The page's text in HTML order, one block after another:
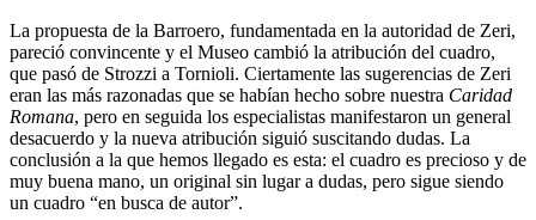
La propuesta de la Barroero, fundamentada en la autoridad de Zeri,
pareció convincente y el Museo cambió la atribución del cuadro,
que pasó de Strozzi a Tornioli. Ciertamente las sugerencias de Zeri
eran las más razonadas que se habían hecho sobre nuestra Caridad
Romana, pero en seguida los especialistas manifestaron un general
desacuerdo y la nueva atribución siguió suscitando dudas. La
conclusión a la que hemos llegado es esta: el cuadro es precioso y de
muy buena mano, un original sin lugar a dudas, pero sigue siendo
un cuadro “en busca de autor”.